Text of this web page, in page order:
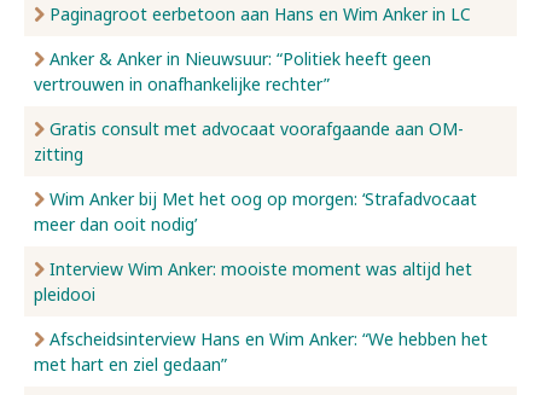
Paginagroot eerbetoon aan Hans en Wim Anker in LC
Anker & Anker in Nieuwsuur: “Politiek heeft geen
vertrouwen in onafhankelijke rechter”
Gratis consult met advocaat voorafgaande aan OM-
zitting
Wim Anker bij Met het oog op morgen: ‘Strafadvocaat
meer dan ooit nodig’
Interview Wim Anker: mooiste moment was altijd het
pleidooi
Afscheidsinterview Hans en Wim Anker: “We hebben het
met hart en ziel gedaan”